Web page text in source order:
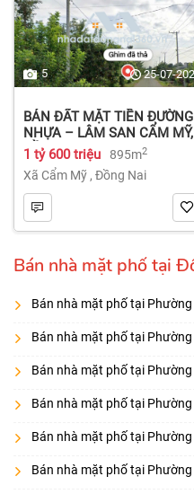
5 25-07-
BÁN ĐẤT MẶT TIỀN ĐƯỜNG
NHỰA – LÂM SAN CẨM MỸ,
ĐỒNG NAI.
1 tỷ 600 triệu 895m2
Xã Cẩm Mỹ , Đồng Nai
Bán nhà mặt phố tại
Bán nhà mặt phố tại Phường
Bán nhà mặt phố tại Phường
Bán nhà mặt phố tại Phường
Bán nhà mặt phố tại
Bán nhà mặt phố tại
Bán nhà mặt phố tại Phường